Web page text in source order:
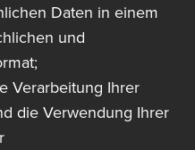
Daten in einem
und
Verarbeitung Ihrer
die Verwendung Ihrer